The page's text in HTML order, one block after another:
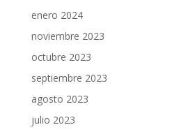
enero 2024
noviembre 2023
octubre 2023
septiembre 2023
agosto 2023
julio 2023